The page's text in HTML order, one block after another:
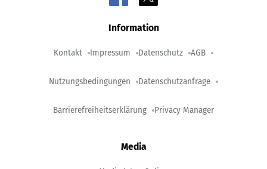
Information
Kontakt Impressum Datenschutz AGB
Nutzungsbedingungen Datenschutzanfrage
Barrierefreiheitserklärung Privacy Manager
Media